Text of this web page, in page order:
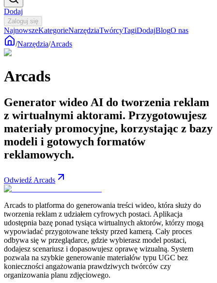
Dodaj
Zaloguj się
NajnowszeKategorieNarzędziaTwórcyTagiDodajBlogO nas
/Narzędzia/Arcads
Arcads
Generator wideo AI do tworzenia reklam
z wirtualnymi aktorami. Przygotowujesz
materiały promocyjne, korzystając z bazy
modeli i gotowych formatów
reklamowych.
Odwiedź Arcads
Arcads to platforma do generowania treści wideo, która służy do
tworzenia reklam z udziałem cyfrowych postaci. Aplikacja
udostępnia bazę ponad tysiąca wirtualnych aktorów, którzy mogą
wypowiadać przygotowane teksty przed kamerą. Cały proces
odbywa się w przeglądarce, gdzie wybierasz model postaci,
dodajesz scenariusz i dopasowujesz oprawę wizualną. System
pozwala na szybkie generowanie materiałów typu UGC bez
konieczności angażowania prawdziwych twórców czy
organizowania planu zdjęciowego.